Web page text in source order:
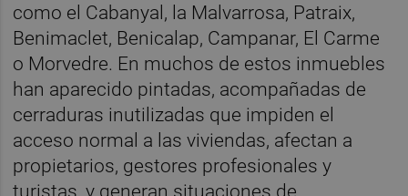
como el Cabanyal, la Malvarrosa, Patraix,
Benimaclet, Benicalap, Campanar, El Carme
o Morvedre. En muchos de estos inmuebles
han aparecido pintadas, acompañadas de
cerraduras inutilizadas que impiden el
acceso normal a las viviendas, afectan a
propietarios, gestores profesionales y
turistas, y generan situaciones de